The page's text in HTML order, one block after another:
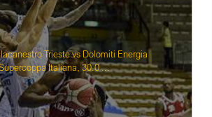
Trieste vs Dolomiti Energia
Italiana, 30.0 ...